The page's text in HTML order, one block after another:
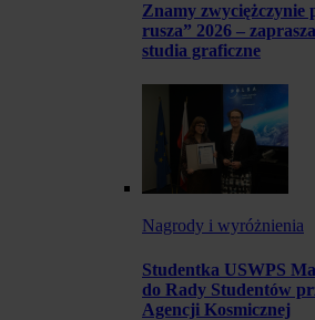
Znamy zwyciężczynie
rusza” 2026 –
studia graficzne
Nagrody i wyróżnienia
Studentka USWPS
do Rady Studentów
Agencji Kosmicznej